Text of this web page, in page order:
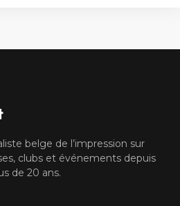
belge de l’impression sur
clubs et événements depuis
de 20 ans.